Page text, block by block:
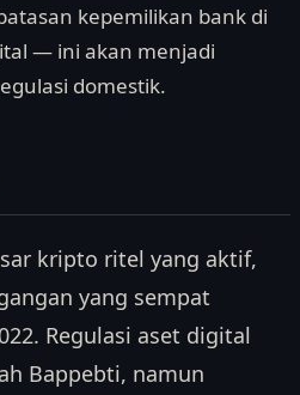
kepemilikan bank di
— ini akan menjadi
domestik.
kripto ritel yang aktif,
yang sempat
Regulasi aset digital
Bappebti, namun